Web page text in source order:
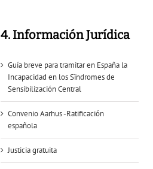
4. Información Jurídica
Guía breve para tramitar en España la
Incapacidad en los Sïndromes de
Sensibilización Central
Convenio Aarhus -Ratificación
española
Justicia gratuita